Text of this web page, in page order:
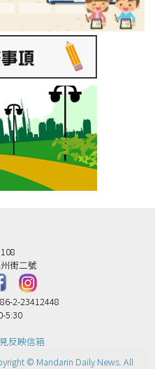
街二號
2-23412448
5:30
反映信箱
© Mandarin Daily News. All